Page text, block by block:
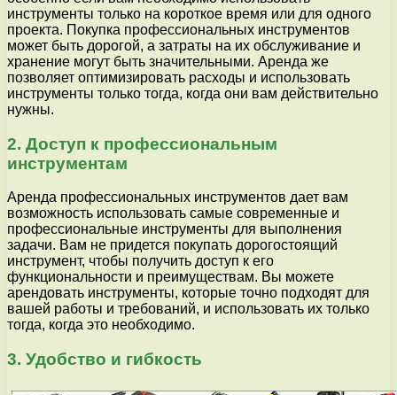
инструменты только на короткое время или для одного
проекта. Покупка профессиональных инструментов
может быть дорогой, а затраты на их обслуживание и
хранение могут быть значительными. Аренда же
позволяет оптимизировать расходы и использовать
инструменты только тогда, когда они вам действительно
нужны.
2. Доступ к профессиональным
инструментам
Аренда профессиональных инструментов дает вам
возможность использовать самые современные и
профессиональные инструменты для выполнения
задачи. Вам не придется покупать дорогостоящий
инструмент, чтобы получить доступ к его
функциональности и преимуществам. Вы можете
арендовать инструменты, которые точно подходят для
вашей работы и требований, и использовать их только
тогда, когда это необходимо.
3. Удобство и гибкость